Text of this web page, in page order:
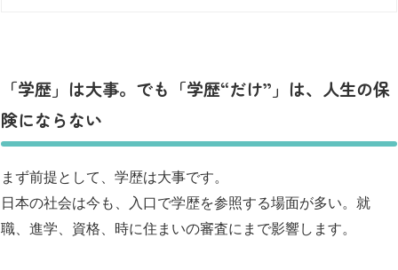
「学歴」は大事。でも「学歴“だけ”」は、人生の保
険にならない
まず前提として、学歴は大事です。
日本の社会は今も、入口で学歴を参照する場面が多い。就
職、進学、資格、時に住まいの審査にまで影響します。